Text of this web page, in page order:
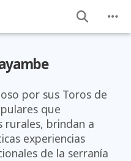
por sus Toros de
que
rurales, brindan a
experiencias
de la serranía